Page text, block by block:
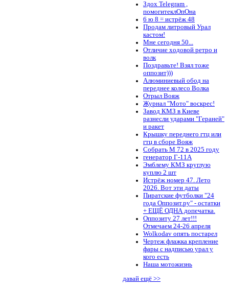
Здох Telegram ,
помогитеклОпОна
6 ю 8 = истрёж 48
Продам литровый Урал
кастом!
Мне сегодня 50...
Отличие ходовой ретро и
волк
Поздравьте! Взял тоже
оппозит)))
Алюминиевый обод на
переднее колесо Волка
Отрыл Вояж
Журнал "Мото" воскрес!
Завод КМЗ в Киеве
разнесли ударами "Гераней"
и ракет
Крышку переднего гтц или
гтц в сборе Вояж
Собрать М 72 в 2025 году
генератор Г-11А
Эмблему КМЗ круглую
куплю 2 шт
Истрёж номер 47. Лето
2026. Вот эти даты
Пиратские футболки "24
года Оппозит.ру" - остатки
+ ЕЩЁ ОДНА допечатка.
Оппозиту 27 лет!!!
Отмечаем 24-26 апреля
Wolkodav опять постарел
Чертеж флажка крепление
фары с надписью урал у
кого есть
Наша мотожизнь
давай ещё >>